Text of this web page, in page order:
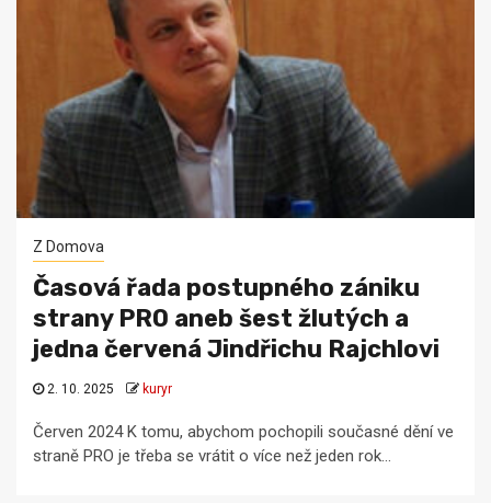
Z Domova
Časová řada postupného zániku
strany PRO aneb šest žlutých a
jedna červená Jindřichu Rajchlovi
2. 10. 2025 kuryr
Červen 2024 K tomu, abychom pochopili současné dění ve
straně PRO je třeba se vrátit o více než jeden rok...